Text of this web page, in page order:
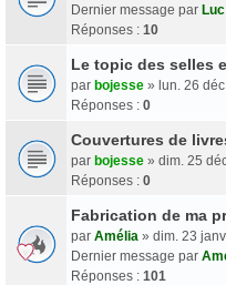
Dernier message par Luc
Réponses : 10
Le topic des selles
par bojesse » lun. 26
Réponses : 0
Couvertures de
par bojesse » dim. 25
Réponses : 0
Fabrication de ma
par Amélia » dim. 23
Dernier message par
Réponses : 101